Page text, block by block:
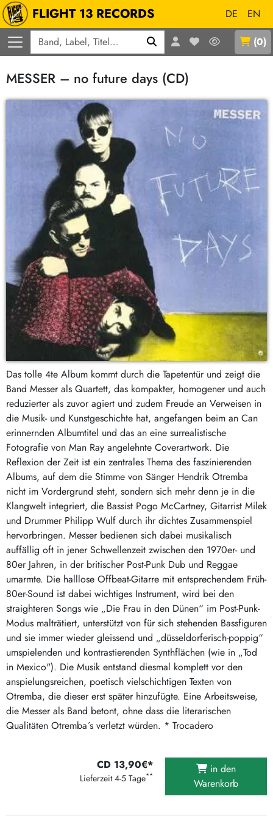
FLIGHT 13 RECORDS DE
EN
(0)
MESSER – no future days (CD)
Das tolle 4te Album kommt durch die Tapetentür und zeigt die
Band Messer als Quartett, das kompakter, homogener und auch
reduzierter als zuvor agiert und zudem Freude an Verweisen in
die Musik- und Kunstgeschichte hat, angefangen beim an Can
erinnernden Albumtitel und das an eine surrealistische
Fotografie von Man Ray angelehnte Coverartwork. Die
Reflexion der Zeit ist ein zentrales Thema des faszinierenden
Albums, auf dem die Stimme von Sänger Hendrik Otremba
nicht im Vordergrund steht, sondern sich mehr denn je in die
Klangwelt integriert, die Bassist Pogo McCartney, Gitarrist Milek
und Drummer Philipp Wulf durch ihr dichtes Zusammenspiel
hervorbringen. Messer bedienen sich dabei musikalisch
auffällig oft in jener Schwellenzeit zwischen den 1970er- und
80er Jahren, in der britischer Post-Punk Dub und Reggae
umarmte. Die halllose Offbeat-Gitarre mit entsprechendem Früh-
80er-Sound ist dabei wichtiges Instrument, wird bei den
straighteren Songs wie „Die Frau in den Dünen“ im Post-Punk-
Modus malträtiert, unterstützt von für sich stehenden Bassfiguren
und sie immer wieder gleissend und „düsseldorferisch-poppig“
umspielenden und kontrastierenden Synthflächen (wie in „Tod
in Mexico"). Die Musik entstand diesmal komplett vor den
anspielungsreichen, poetisch vielschichtigen Texten von
Otremba, die dieser erst später hinzufügte. Eine Arbeitsweise,
die Messer als Band betont, ohne dass die literarischen
Qualitäten Otremba´s verletzt würden. * Trocadero
CD 13,90€*
Lieferzeit 4-5 Tage**
in den
Warenkorb